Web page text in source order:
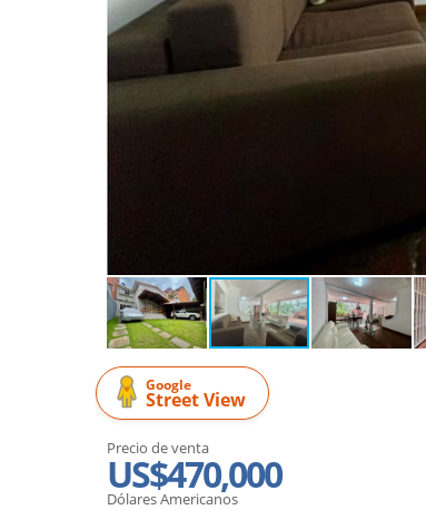
Google
Street View
Precio de venta
US$470,000
Dólares Americanos